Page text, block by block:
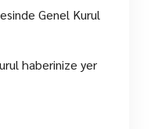
Genel Kurul
haberinize yer